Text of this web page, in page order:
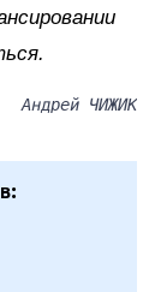
Андрей ЧИЖИК